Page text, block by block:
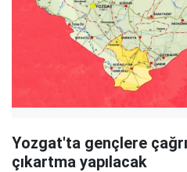
Yozgat'ta gençlere
çıkartma yapılacak